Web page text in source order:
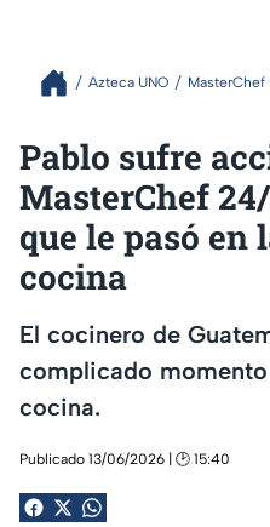
Azteca UNO MasterChef
Pablo sufre
MasterChef
que le pasó en
cocina
El cocinero de
complicado
cocina.
Publicado 13/06/2026 | 🕑 15:40